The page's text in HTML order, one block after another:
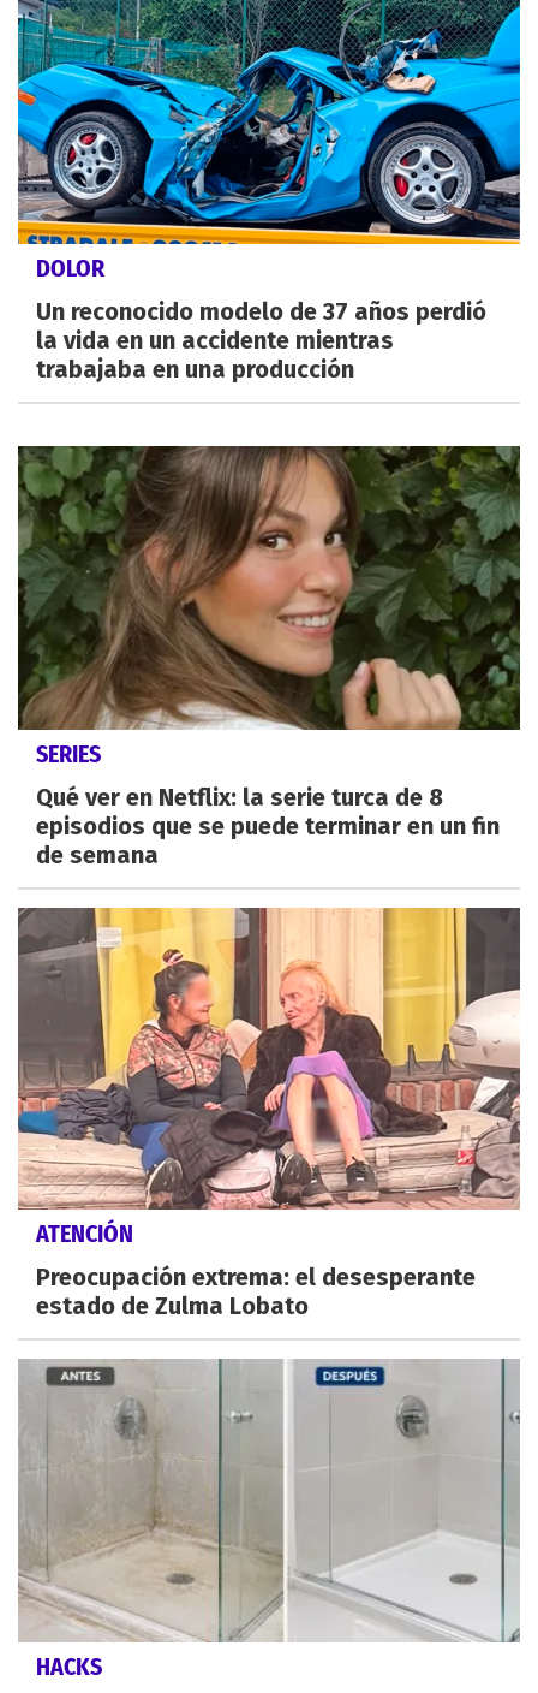
DOLOR
Un reconocido modelo de 37 años perdió
la vida en un accidente mientras
trabajaba en una producción
SERIES
Qué ver en Netflix: la serie turca de 8
episodios que se puede terminar en un fin
de semana
ATENCIÓN
Preocupación extrema: el desesperante
estado de Zulma Lobato
HACKS